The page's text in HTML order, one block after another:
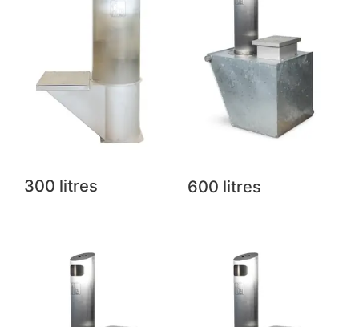
300 litres 600 litres